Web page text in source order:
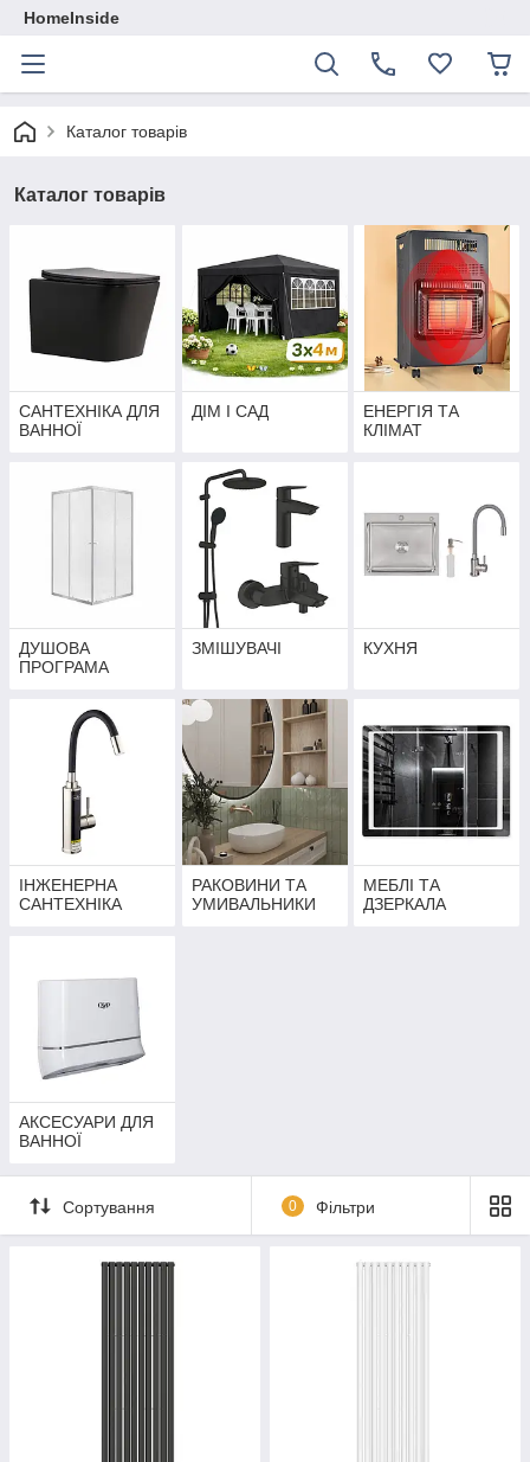
HomeInside
Каталог товарiв
Каталог товарiв
САНТЕХНІКА ДЛЯ
ВАННОЇ
ДІМ І САД
ЕНЕРГІЯ ТА
КЛІМАТ
ДУШОВА
ПРОГРАМА
ЗМІШУВАЧІ КУХНЯ
ІНЖЕНЕРНА
САНТЕХНІКА
РАКОВИНИ ТА
УМИВАЛЬНИКИ
МЕБЛІ ТА
ДЗЕРКАЛА
АКСЕСУАРИ ДЛЯ
ВАННОЇ
Сортування 0 Фільтри